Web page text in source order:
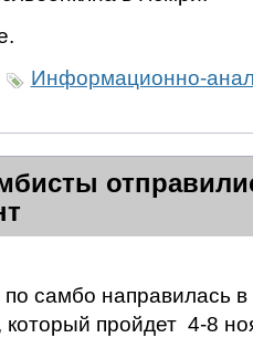
Информационно-
самбо направилась в
пройдет 4-8